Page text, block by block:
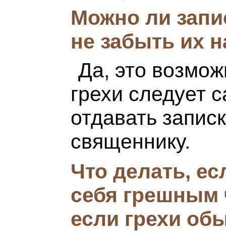
Можно ли
не забыть их
Да, это
грехи следует
отдавать
священнику.
Что делать,
себя грешным
если грехи